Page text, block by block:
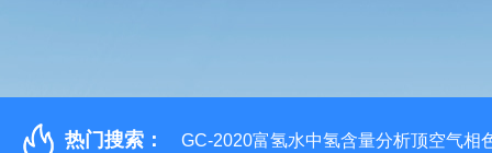
热门搜索： GC-2020富氢水中氢含量分析顶空气相